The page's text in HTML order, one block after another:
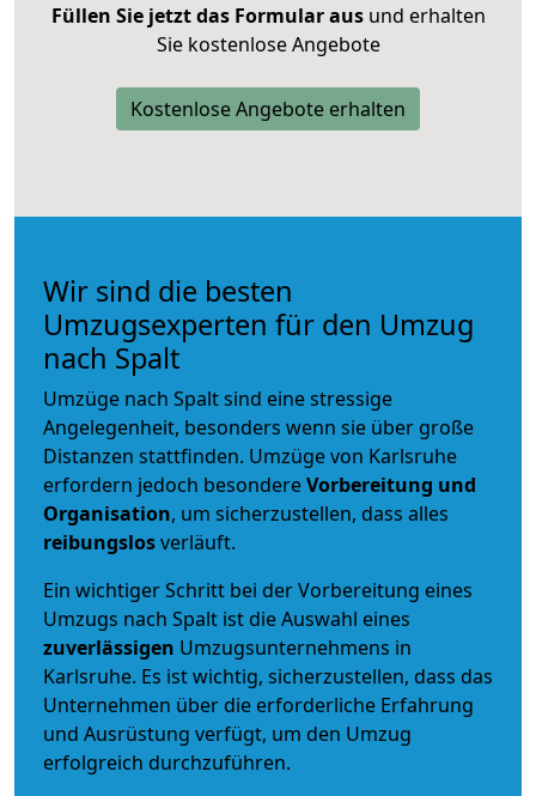
Füllen Sie jetzt das Formular ausund erhalten
Sie kostenlose Angebote
Kostenlose Angebote erhalten
Wir sind die besten
Umzugsexperten für den Umzug
nach Spalt
Umzüge nach Spalt sind eine stressige
Angelegenheit, besonders wenn sie über große
Distanzen stattfinden. Umzüge von Karlsruhe
erfordern jedoch besondereVorbereitung und
Organisation, um sicherzustellen, dass alles
reibungslosverläuft.
Ein wichtiger Schritt bei der Vorbereitung eines
Umzugs nach Spalt ist die Auswahl eines
zuverlässigen Umzugsunternehmens in
Karlsruhe. Es ist wichtig, sicherzustellen, dass das
Unternehmen über die erforderliche Erfahrung
und Ausrüstung verfügt, um den Umzug
erfolgreich durchzuführen.